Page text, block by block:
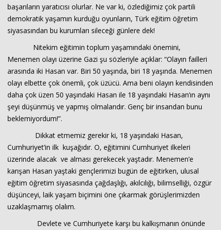
başarıların yaratıcısı olurlar. Ne var ki, özlediğimiz çok partili
demokratik yaşamın kurduğu oyunların, Türk eğitim öğretim
siyasasından bu kurumları sileceği günlere dek!
Nitekim eğitimin toplum yaşamındaki önemini,
Menemen olayı üzerine Gazi şu sözleriyle açıklar: “Olayın failleri
arasında iki Hasan var. Biri 50 yaşında, biri 18 yaşında. Menemen
olayı elbette çok önemli, çok üzücü. Ama beni olayın kendisinden
daha çok üzen 50 yaşındaki Hasan ile 18 yaşındaki Hasan’ın aynı
şeyi düşünmüş ve yapmış olmalarıdır. Genç bir insandan bunu
beklemiyordum!”.
Dikkat etmemiz gerekir ki, 18 yaşındaki Hasan,
Cumhuriyet’in ilk kuşağıdır. O, eğitimini Cumhuriyet ilkeleri
üzerinde alacak ve alması gerekecek yaştadır. Menemen’e
karışan Hasan yaştaki gençlerimizi bugün de eğitirken, ulusal
eğitim öğretim siyasasında çağdaşlığı, akılcılığı, bilimselliği, özgür
düşünceyi, laik yaşam biçimini öne çıkarmak görüşlerimizden
uzaklaşmamış olalım.
Devlete ve Cumhuriyete karşı bu kalkışmanın önünde